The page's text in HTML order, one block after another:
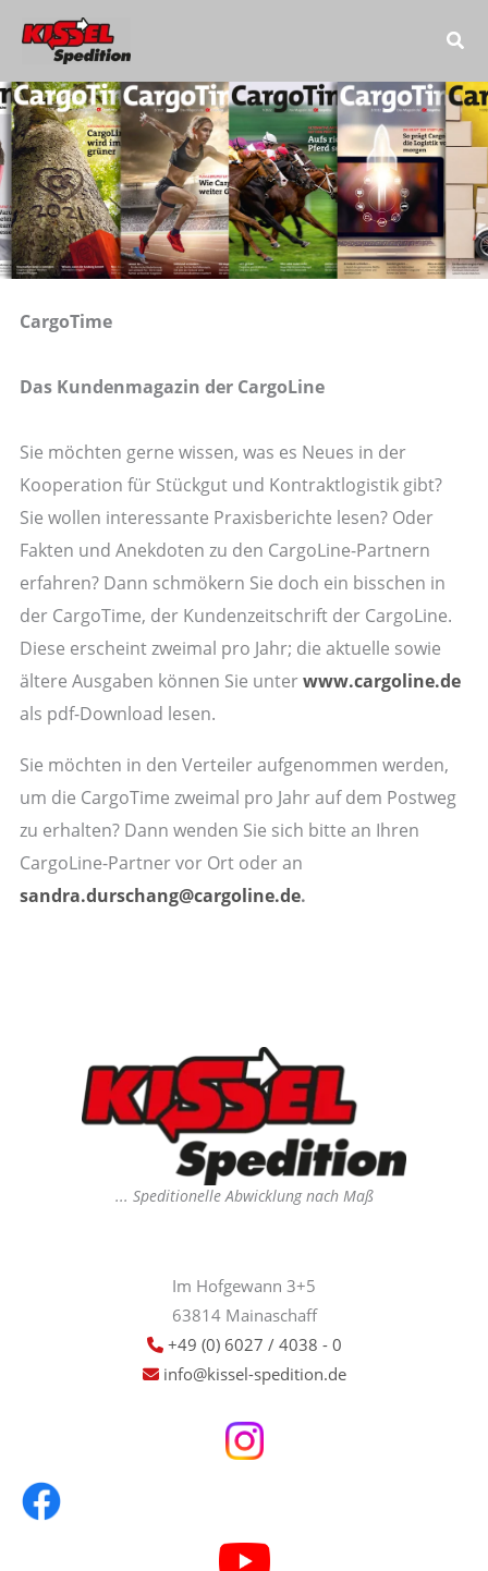
Inhalt
springen
CargoTime
Das Kundenmagazin der CargoLine
Sie möchten gerne wissen, was es Neues in der
Kooperation für Stückgut und Kontraktlogistik gibt?
Sie wollen interessante Praxisberichte lesen? Oder
Fakten und Anekdoten zu den CargoLine-Partnern
erfahren? Dann schmökern Sie doch ein bisschen in
der CargoTime, der Kundenzeitschrift der CargoLine.
Diese erscheint zweimal pro Jahr; die aktuelle sowie
ältere Ausgaben können Sie unterwww.cargoline.de
als pdf-Download lesen.
Sie möchten in den Verteiler aufgenommen werden,
um die CargoTime zweimal pro Jahr auf dem Postweg
zu erhalten? Dann wenden Sie sich bitte an Ihren
CargoLine-Partner vor Ort oder an
sandra.durschang@cargoline.de.
... Speditionelle Abwicklung nach Maß
Im Hofgewann 3+5
63814 Mainaschaff
+49 (0) 6027 / 4038 - 0
info@kissel-spedition.de